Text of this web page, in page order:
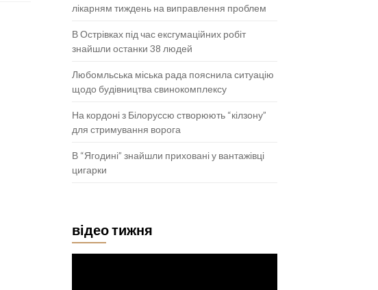
лікарням тиждень на виправлення проблем
В Острівках під час ексгумаційних робіт
знайшли останки 38 людей
Любомльська міська рада пояснила ситуацію
щодо будівництва свинокомплексу
На кордоні з Білоруссю створюють “кілзону”
для стримування ворога
В “Ягодині” знайшли приховані у вантажівці
цигарки
відео тижня